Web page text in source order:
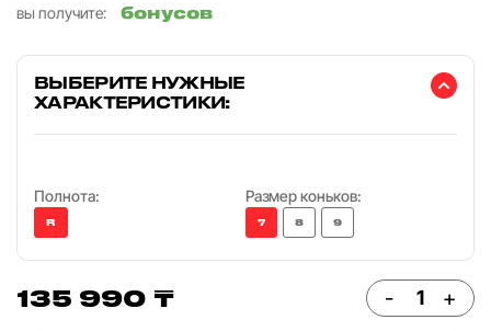
вы получите:
бонусов
ВЫБЕРИТЕ НУЖНЫЕ
ХАРАКТЕРИСТИКИ:
Полнота:
R
Размер коньков:
7 8 9
135 990 ₸ - +